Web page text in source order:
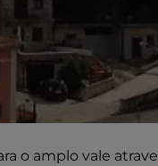
o amplo vale